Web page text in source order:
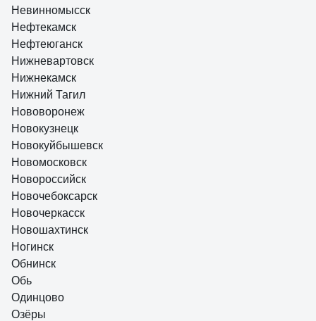
Невинномысск
Нефтекамск
Нефтеюганск
Нижневартовск
Нижнекамск
Нижний Тагил
Нововоронеж
Новокузнецк
Новокуйбышевск
Новомосковск
Новороссийск
Новочебоксарск
Новочеркасск
Новошахтинск
Ногинск
Обнинск
Обь
Одинцово
Озёры